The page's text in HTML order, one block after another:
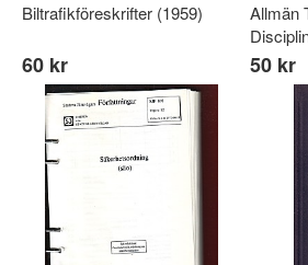
Biltrafikföreskrifter (1959)
60 kr
Allmän
50 kr